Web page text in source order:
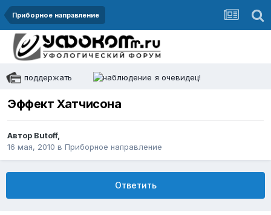
Приборное направление
поддержать я очевидец!
Эффект Хатчисона
Автор Butoff,
16 мая, 2010 в Приборное направление
Ответить